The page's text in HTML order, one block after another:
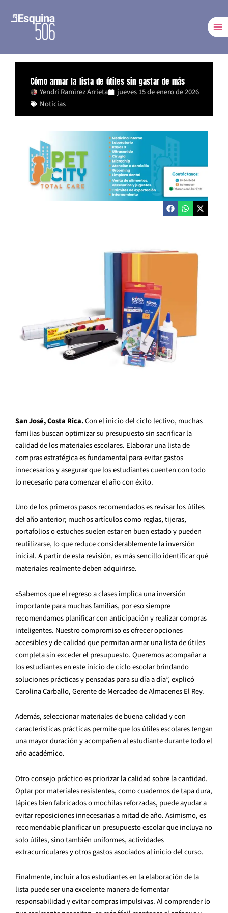
Cómo armar la lista de útiles sin gastar de más
Yendri Ramìrez Arrieta
jueves 15 de enero de 2026
Noticias
San José, Costa Rica.Con el inicio del ciclo lectivo, muchas
familias buscan optimizar su presupuesto sin sacrificar la
calidad de los materiales escolares. Elaborar una lista de
compras estratégica es fundamental para evitar gastos
innecesarios y asegurar que los estudiantes cuenten con todo
lo necesario para comenzar el año con éxito.
Uno de los primeros pasos recomendados es revisar los útiles
del año anterior; muchos artículos como reglas, tijeras,
portafolios o estuches suelen estar en buen estado y pueden
reutilizarse, lo que reduce considerablemente la inversión
inicial. A partir de esta revisión, es más sencillo identificar qué
materiales realmente deben adquirirse.
«Sabemos que el regreso a clases implica una inversión
importante para muchas familias, por eso siempre
recomendamos planificar con anticipación y realizar compras
inteligentes. Nuestro compromiso es ofrecer opciones
accesibles y de calidad que permitan armar una lista de útiles
completa sin exceder el presupuesto. Queremos acompañar a
los estudiantes en este inicio de ciclo escolar brindando
soluciones prácticas y pensadas para su día a día”, explicó
Carolina Carballo, Gerente de Mercadeo de Almacenes El Rey.
Además, seleccionar materiales de buena calidad y con
características prácticas permite que los útiles escolares tengan
una mayor duración y acompañen al estudiante durante todo el
año académico.
Otro consejo práctico es priorizar la calidad sobre la cantidad.
Optar por materiales resistentes, como cuadernos de tapa dura,
lápices bien fabricados o mochilas reforzadas, puede ayudar a
evitar reposiciones innecesarias a mitad de año. Asimismo, es
recomendable planificar un presupuesto escolar que incluya no
solo útiles, sino también uniformes, actividades
extracurriculares y otros gastos asociados al inicio del curso.
Finalmente, incluir a los estudiantes en la elaboración de la
lista puede ser una excelente manera de fomentar
responsabilidad y evitar compras impulsivas. Al comprender lo